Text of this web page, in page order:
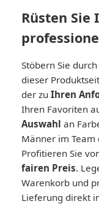
Rüsten Sie
Stöbern Sie
dieser
der zu Ihren
Ihren Favoriten
Auswahl an
Männer im Team
Profitieren Sie
fairen Preis.
Warenkorb und
Lieferung direkt